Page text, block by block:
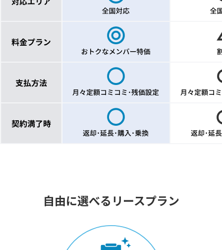
自由に選べるリースプラン